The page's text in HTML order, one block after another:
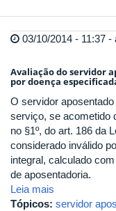
03/10/2014 - 11:37
Avaliação do servidor
por doença
O servidor
serviço, se acometido
no §1º, do art. 186 da
considerado inválido
integral, calculado
de aposentadoria.
Leia mais
Tópicos: servidor